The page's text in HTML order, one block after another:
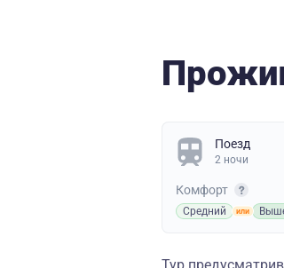
Поезд
2 ночи
Комфорт
Средний